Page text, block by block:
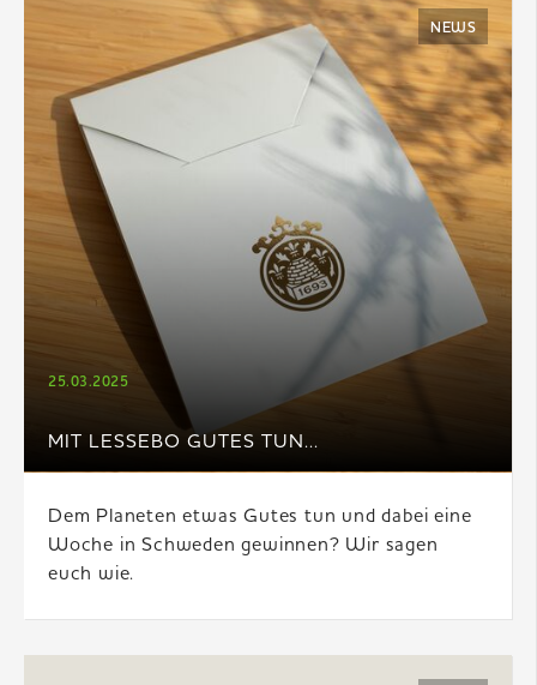
MIT LESSEBO GUTES TUN...
25.03.2025
NEWS
Dem Planeten etwas Gutes tun und dabei eine
Woche in Schweden gewinnen? Wir sagen
euch wie.